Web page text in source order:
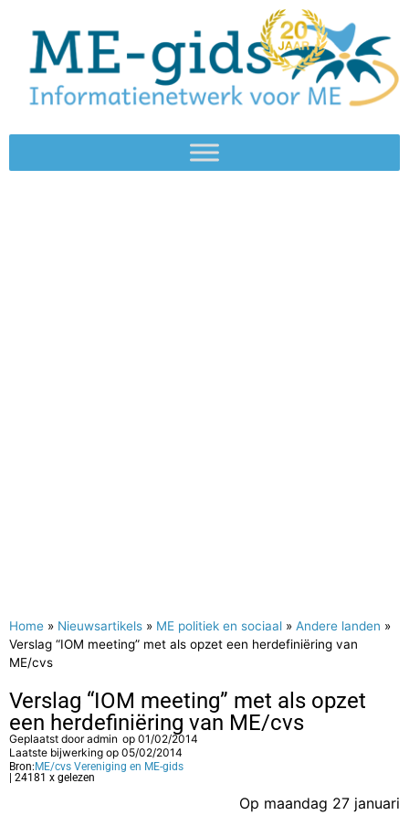
Home » Nieuwsartikels » ME politiek en sociaal » Andere landen »
Verslag “IOM meeting” met als opzet een herdefiniëring van
ME/cvs
Verslag “IOM meeting” met als opzet
een herdefiniëring van ME/cvs
Geplaatst dooradmin op 01/02/2014
Laatste bijwerking op 05/02/2014
Bron: ME/cvs Vereniging en ME-gids
| 24181 x gelezen
Op maandag 27 januari